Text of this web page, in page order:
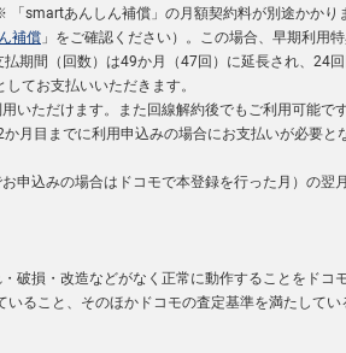
smartあんしん補償」の月額契約料が別途かかり
補償 」をご確認ください）。この場合、早期利用
期間（回数）は49か月（47回）に延長され、24
てお支払いいただきます。
ただけます。また回線解約後でもご利用可能です
月目までに利用申込みの場合にお支払いが必要と
申込みの場合はドコモで本登録を行った月）の翌
破損・改造などがなく正常に動作することをドコ
ること、そのほかドコモの査定基準を満たしてい